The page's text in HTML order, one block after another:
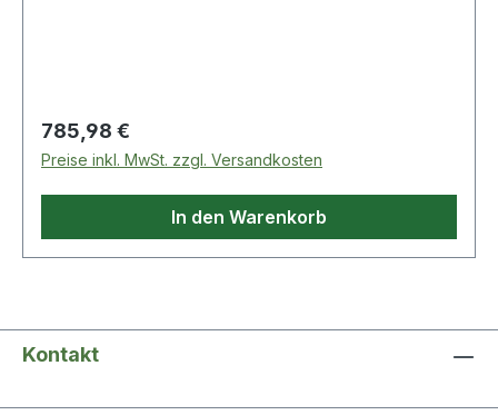
Regulärer Preis:
785,98 €
Preise inkl. MwSt. zzgl. Versandkosten
In den Warenkorb
Kontakt